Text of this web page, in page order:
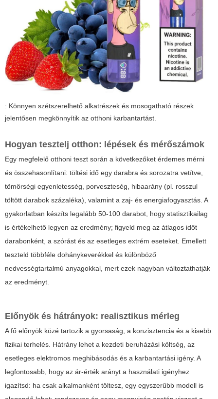
: Könnyen szétszerelhető alkatrészek és mosogatható részek
jelentősen megkönnyítik az otthoni karbantartást.
Hogyan tesztelj otthon: lépések és mérőszámok
Egy megfelelő otthoni teszt során a következőket érdemes mérni
és összehasonlítani: töltési idő egy darabra és sorozatra vetítve,
tömörségi egyenletesség, porveszteség, hibaarány (pl. rosszul
töltött darabok százaléka), valamint a zaj- és energiafogyasztás. A
gyakorlatban készíts legalább 50-100 darabot, hogy statisztikailag
is értékelhető legyen az eredmény; figyeld meg az átlagos időt
darabonként, a szórást és az esetleges extrém eseteket. Emellett
teszteld többféle dohánykeverékkel és különböző
nedvességtartalmú anyagokkal, mert ezek nagyban változtathatják
az eredményt.
Előnyök és hátrányok: realisztikus mérleg
A fő előnyök közé tartozik a gyorsaság, a konzisztencia és a kisebb
fizikai terhelés. Hátrány lehet a kezdeti beruházási költség, az
esetleges elektromos meghibásodás és a karbantartási igény. A
legfontosabb, hogy az ár-érték arányt a használati igényhez
igazítsd: ha csak alkalmanként töltesz, egy egyszerűbb modell is